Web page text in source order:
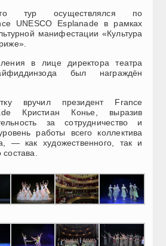
тур осуществлялся по
UNESCO Esplanade в рамках
манифестации «Культура
в лице директора театра
был награждён
вручил президент France
Кристиан Конье, выразив
за сотрудничество и
работы всего коллектива
— как художественного, так и